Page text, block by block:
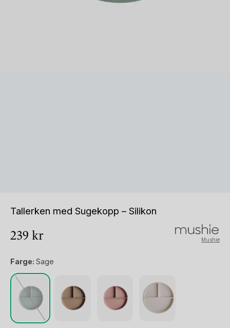
Tallerken med Sugekopp – Silikon
239 kr Mushie
Farge: Sage